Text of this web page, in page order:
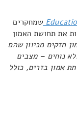
שמחקרים
את תחושת האמון
חזקים מכיוון שהם
נוחים – מצבים
אמון בזרים, כולל